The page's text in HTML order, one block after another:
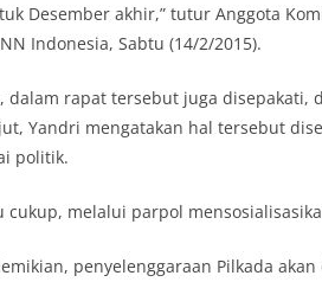
Desember akhir,” tutur Anggota
Indonesia, Sabtu (14/2/2015).
dalam rapat tersebut juga disepakati,
Yandri mengatakan hal tersebut
politik.
cukup, melalui parpol
penyelenggaraan Pilkada